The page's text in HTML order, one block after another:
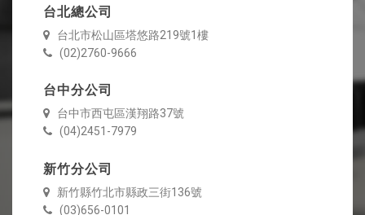
台北總公司
台北市松山區塔悠路219號1樓
(02)2760-9666
台中分公司
台中市西屯區漢翔路37號
(04)2451-7979
新竹分公司
新竹縣竹北市縣政三街136號
(03)656-0101